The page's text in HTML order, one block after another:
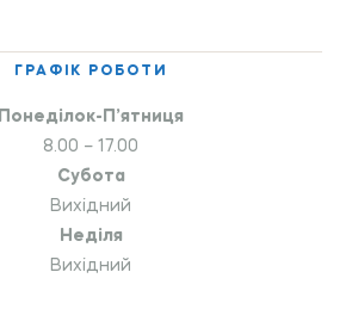
ГРАФІК РОБОТИ
Понеділок-П’ятниця
8.00 – 17.00
Субота
Вихідний
Неділя
Вихідний